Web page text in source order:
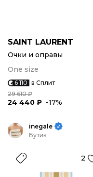
SAINT LAURENT
Очки и оправы
One size
6 110 в Сплит
29 610 ₽
24 440 ₽ -17%
inegale
Бутик
2